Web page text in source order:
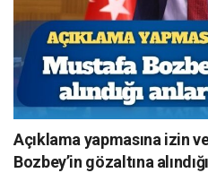
Açıklama yapmasına izin
Bozbey’in gözaltına